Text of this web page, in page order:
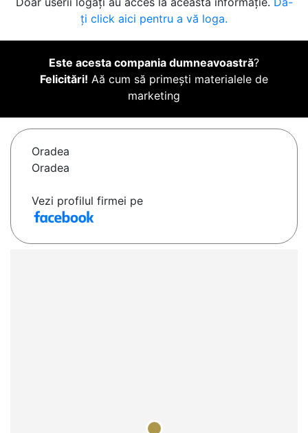
ți click aici pentru a vă loga.
Este acesta compania dumneavoastră?
Felicitări! Aă cum să primești materialele de
marketing
Oradea
Oradea
Vezi profilul firmei pe